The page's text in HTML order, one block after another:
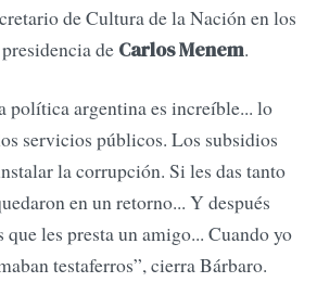
de Cultura de la Nación en los
de Carlos Menem.
política argentina es increíble... lo
servicios públicos. Los subsidios
la corrupción. Si les das tanto
en un retorno... Y después
que les presta un amigo... Cuando yo
testaferros”, cierra Bárbaro.